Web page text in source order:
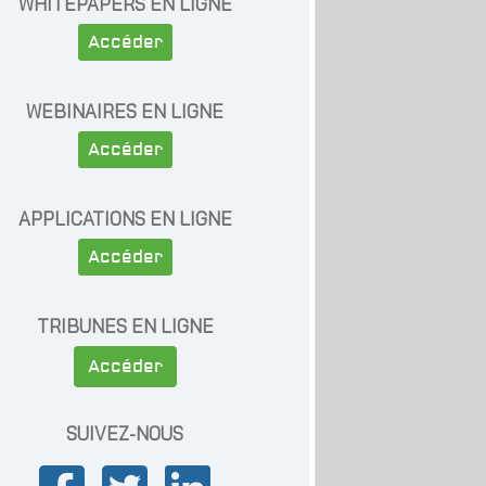
Accéder
WEBINAIRES EN LIGNE
Accéder
APPLICATIONS EN LIGNE
Accéder
TRIBUNES EN LIGNE
Accéder
SUIVEZ-NOUS